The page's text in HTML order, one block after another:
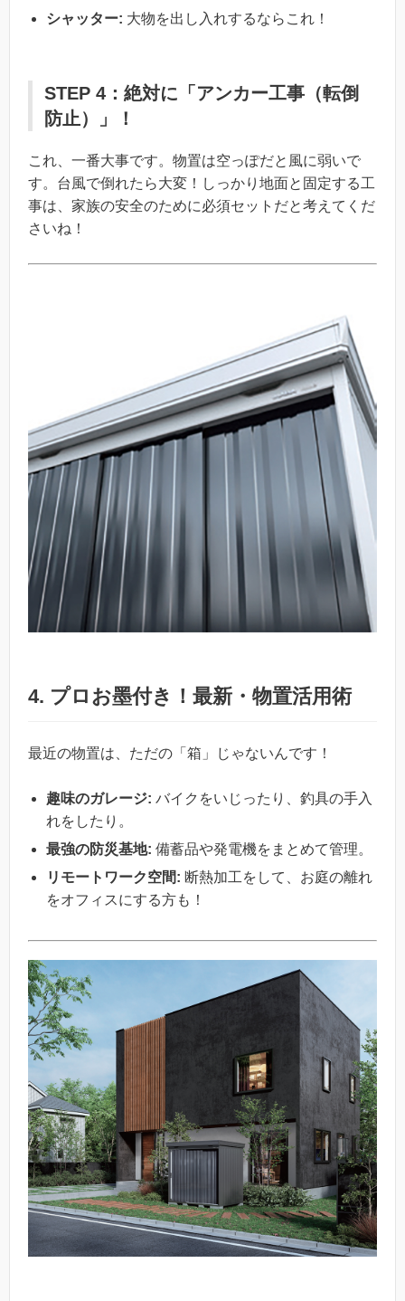
シャッター: 大物を出し入れするならこれ！
STEP 4：絶対に「アンカー工事（転倒
防止）」！
これ、一番大事です。物置は空っぽだと風に弱いで
す。台風で倒れたら大変！しっかり地面と固定する工
事は、家族の安全のために必須セットだと考えてくだ
さいね！
4. プロお墨付き！最新・物置活用術
最近の物置は、ただの「箱」じゃないんです！
趣味のガレージ: バイクをいじったり、釣具の手入
れをしたり。
最強の防災基地: 備蓄品や発電機をまとめて管理。
リモートワーク空間: 断熱加工をして、お庭の離れ
をオフィスにする方も！